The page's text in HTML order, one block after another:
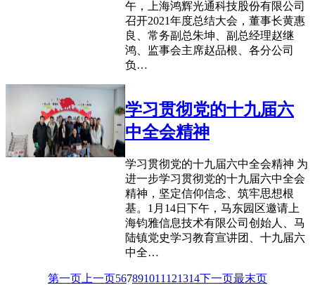
午，上海鸿辉光通科技股份有限公司
召开2021年度总结大会，董事长黄惠
良、常务副总朱坤、副总经理赵继
鸿、监事会主席赵品根、各分公司
负…
学习贯彻党的十九届六
中全会精神
学习贯彻党的十九届六中全会精神 为
进一步学习贯彻党的十九届六中全会
精神，坚定信仰信念、筑牢思想根
基。1月14日下午，马东园区邀请上
海钧雅信息技术有限公司创始人、马
陆镇党史学习教育宣讲团、十九届六
中全…
第一页 上一页567891011 121314下一页最末页